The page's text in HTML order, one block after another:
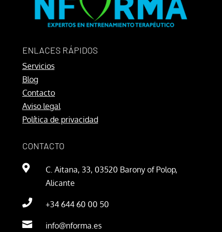
ENLACES RÁPIDOS
Servicios
Blog
Contacto
Aviso legal
Política de privacidad
CONTACTO

C. Aitana, 33, 03520 Barony of Polop,
Alicante

+34 644 60 00 50

info@nforma.es